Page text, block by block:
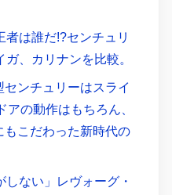
は誰だ!?センチュリ
、カリナンを比較。
センチュリーはスライ
アの動作はもちろん、
こだわった新時代の
しない」レヴォーグ・